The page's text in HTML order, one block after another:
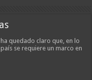
quedado claro que, en lo
se requiere un marco en